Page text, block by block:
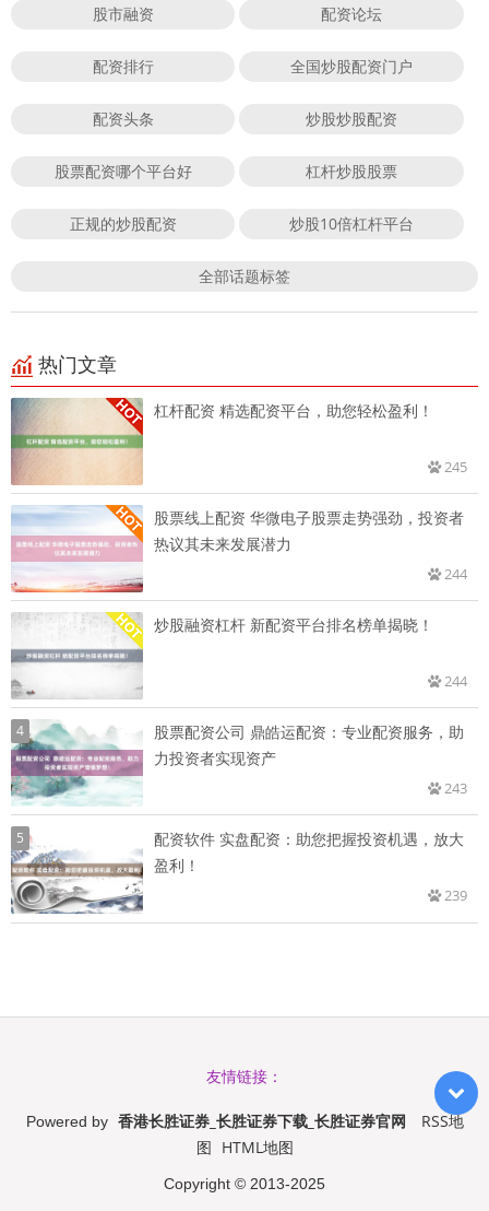
股市融资 配资论坛
配资排行 全国炒股配资门户
配资头条 炒股炒股配资
股票配资哪个平台好 杠杆炒股股票
正规的炒股配资 炒股10倍杠杆平台
全部话题标签
热门文章
杠杆配资 精选配资平台，助您轻松盈利！
245
股票线上配资 华微电子股票走势强劲，投资者
热议其未来发展潜力
244
炒股融资杠杆 新配资平台排名榜单揭晓！
244
4
股票配资公司 鼎皓运配资：专业配资服务，助
力投资者实现资产
243
5
配资软件 实盘配资：助您把握投资机遇，放大
盈利！
239
友情链接：
Powered by 香港长胜证券_长胜证券下载_长胜证券官网
RSS地
图 HTML地图
Copyright © 2013-2025